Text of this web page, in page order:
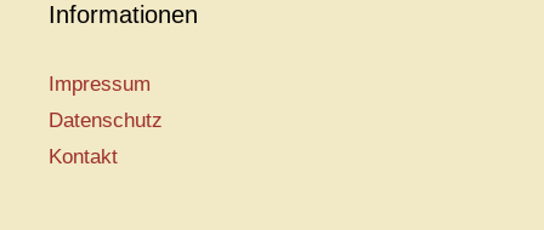
Informationen
Impressum
Datenschutz
Kontakt